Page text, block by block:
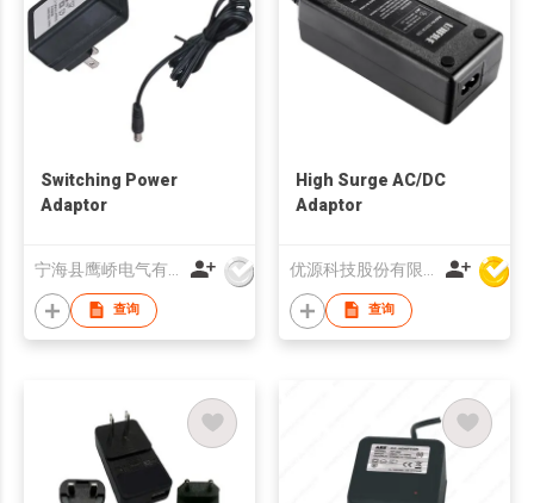
Switching Power
Adaptor
查询
High Surge AC/DC
Adaptor
查询